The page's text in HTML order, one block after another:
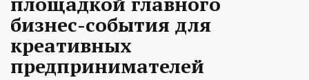
бизнес-события для
креативных
предпринимателей